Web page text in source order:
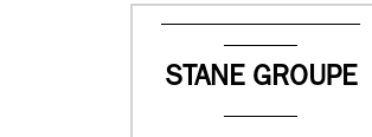
STANE GROUPE